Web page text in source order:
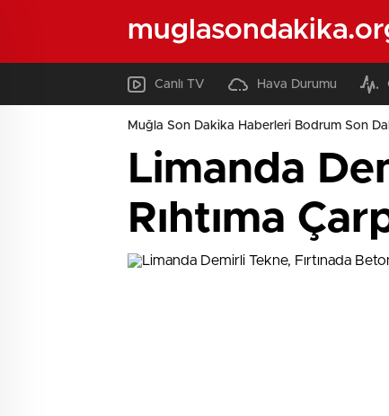
Canlı TV Hava Durumu
Muğla Son Dakika Haberleri Bodrum Son
Limanda
Rıhtıma